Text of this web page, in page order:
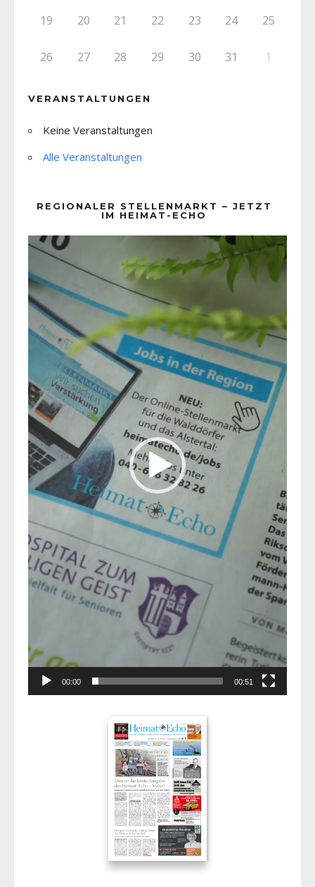
19 20 21 22 23 24 25
26 27 28 29 30 31 1
VERANSTALTUNGEN
Keine Veranstaltungen
Alle Veranstaltungen
REGIONALER STELLENMARKT – JETZT
IM HEIMAT-ECHO
Player
00:00 00:51